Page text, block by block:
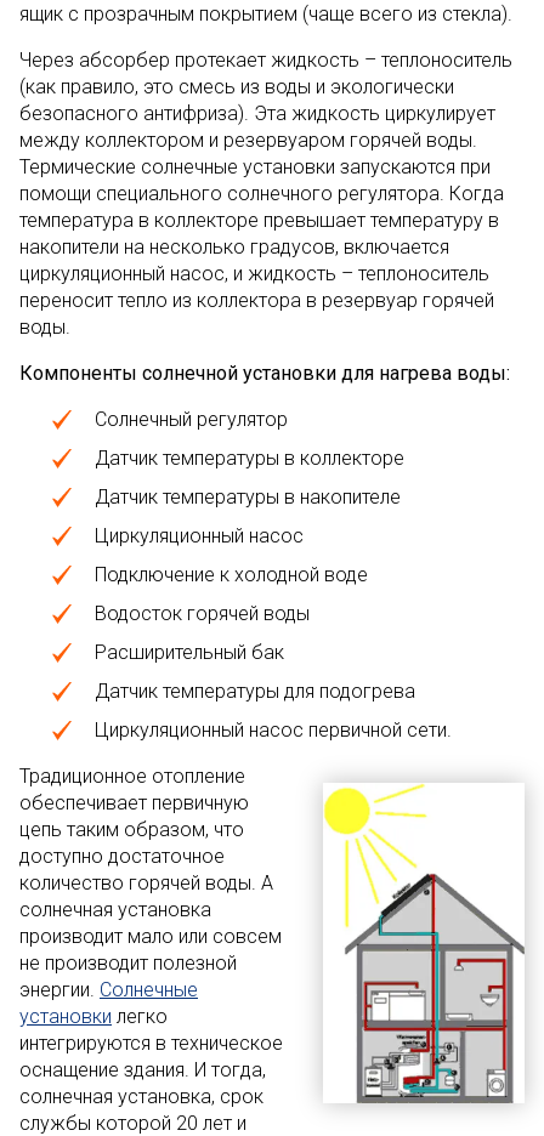
ящик с прозрачным покрытием (чаще всего из стекла).
Через абсорбер протекает жидкость – теплоноситель
(как правило, это смесь из воды и экологически
безопасного антифриза). Эта жидкость циркулирует
между коллектором и резервуаром горячей воды.
Термические солнечные установки запускаются при
помощи специального солнечного регулятора. Когда
температура в коллекторе превышает температуру в
накопители на несколько градусов, включается
циркуляционный насос, и жидкость – теплоноситель
переносит тепло из коллектора в резервуар горячей
воды.
Компоненты солнечной установки для нагрева воды:
Солнечный регулятор
Датчик температуры в коллекторе
Датчик температуры в накопителе
Циркуляционный насос
Подключение к холодной воде
Водосток горячей воды
Расширительный бак
Датчик температуры для подогрева
Циркуляционный насос первичной сети.
Традиционное отопление
обеспечивает первичную
цепь таким образом, что
доступно достаточное
количество горячей воды. А
солнечная установка
производит мало или совсем
не производит полезной
энергии. Солнечные
установки легко
интегрируются в техническое
оснащение здания. И тогда,
солнечная установка, срок
службы которой 20 лет и